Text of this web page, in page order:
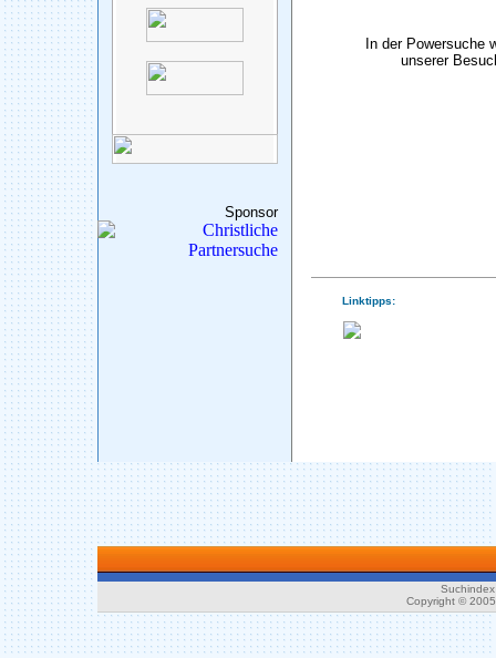
Sponsor
In der Powersuche
unserer
Linktipps:
Copyright ©